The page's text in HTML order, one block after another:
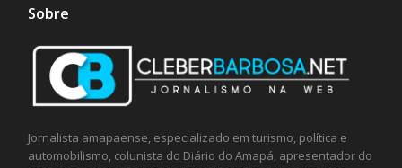
Sobre
Jornalista amapaense, especializado em turismo, política e
automobilismo, colunista do Diário do Amapá, apresentador do